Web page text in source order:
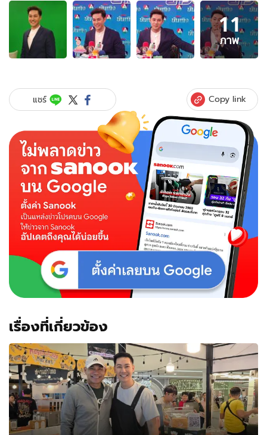
อัลบั้ม
ภาพ
ของ
วัศ
แถลง
เงียบ
เบลล์
ประกาศ
ข่าวดี
ภรรยา
ท้อง
เดือน
11
ภาพ
แชร์ Copy link
เรื่องที่เกี่ยวข้อง